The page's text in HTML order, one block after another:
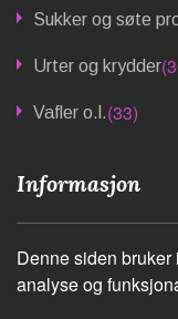
Sukker og søte
Urter og krydder
Vafler o.l.(33)
Informasjon
Denne siden
analyse og